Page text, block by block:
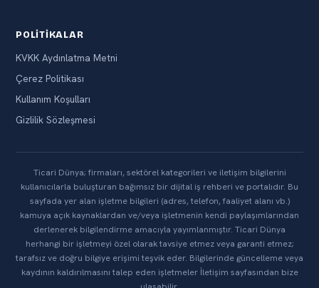
POLITIKALAR
KVKK Aydınlatma Metni
Çerez Politikası
Kullanım Koşulları
Gizlilik Sözleşmesi
Ticari Dünya; firmaları, sektörel kategorileri ve iletişim bilgilerini
kullanıcılarla buluşturan bağımsız bir dijital iş rehberi ve portalıdır. Bu
sayfada yer alan işletme bilgileri (adres, telefon, faaliyet alanı vb.)
kamuya açık kaynaklardan ve/veya işletmenin kendi paylaşımlarından
derlenerek bilgilendirme amacıyla yayımlanmıştır. Ticari Dünya
herhangi bir işletmeyi özel olarak tavsiye etmez veya garanti etmez;
tarafsız ve doğru bilgiye erişimi teşvik eder. Bilgilerinde güncelleme veya
kaydının kaldırılmasını talep eden işletmeler İletişim sayfasından bize